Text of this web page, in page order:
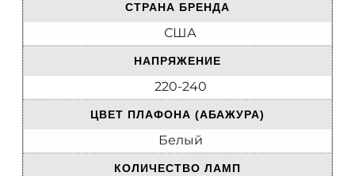
СТРАНА БРЕНДА
США
НАПРЯЖЕНИЕ
220-240
ЦВЕТ ПЛАФОНА (АБАЖУРА)
Белый
КОЛИЧЕСТВО ЛАМП